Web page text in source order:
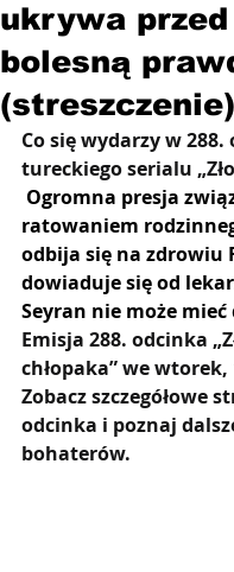
ukrywa przed
bolesną
(streszczenie)
Co się wydarzy w
tureckiego serialu
Ogromna presja
ratowaniem
odbija się na zdrowiu
dowiaduje się od
Seyran nie może mieć
Emisja 288. odcinka
chłopaka” we wtorek,
Zobacz szczegółowe
odcinka i poznaj
bohaterów.